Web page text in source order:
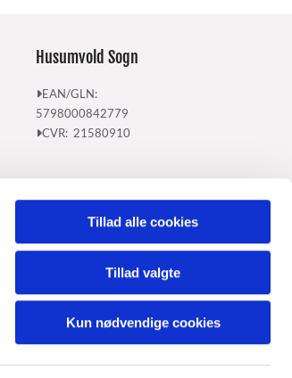
Tillad alle cookies
Tillad valgte
Kun nødvendige cookies
Husumvold Sogn
EAN/GLN:
5798000842779
CVR: 21580910